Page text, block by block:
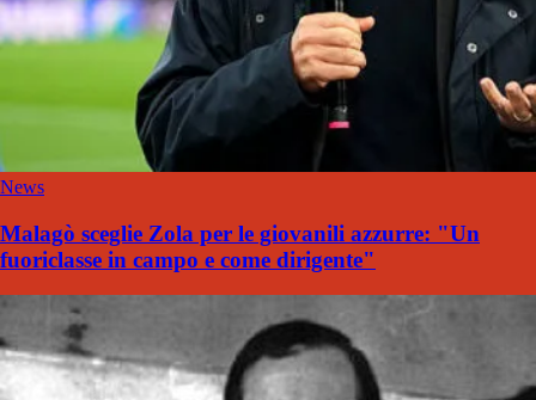
News
Malagò sceglie Zola per le giovanili azzurre: "Un
fuoriclasse in campo e come dirigente"